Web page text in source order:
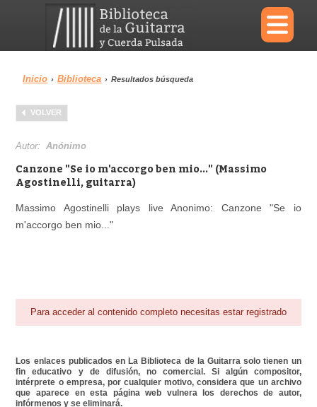
×
Menu
Biblioteca
Área personal
Inicio › Biblioteca › Resultados búsqueda
VOLVER
Autor:Anónimo
Canzone "Se io m'accorgo ben mio..." (Massimo
Agostinelli, guitarra)
Massimo Agostinelli plays live Anonimo: Canzone "Se io
m'accorgo ben mio..."
Para acceder al contenido completo necesitas estar registrado
Los enlaces publicados en La Biblioteca de la Guitarra solo tienen un
fin educativo y de difusión, no comercial. Si algún compositor,
intérprete o empresa, por cualquier motivo, considera que un archivo
que aparece en esta página web vulnera los derechos de autor,
infórmenos y se eliminará.